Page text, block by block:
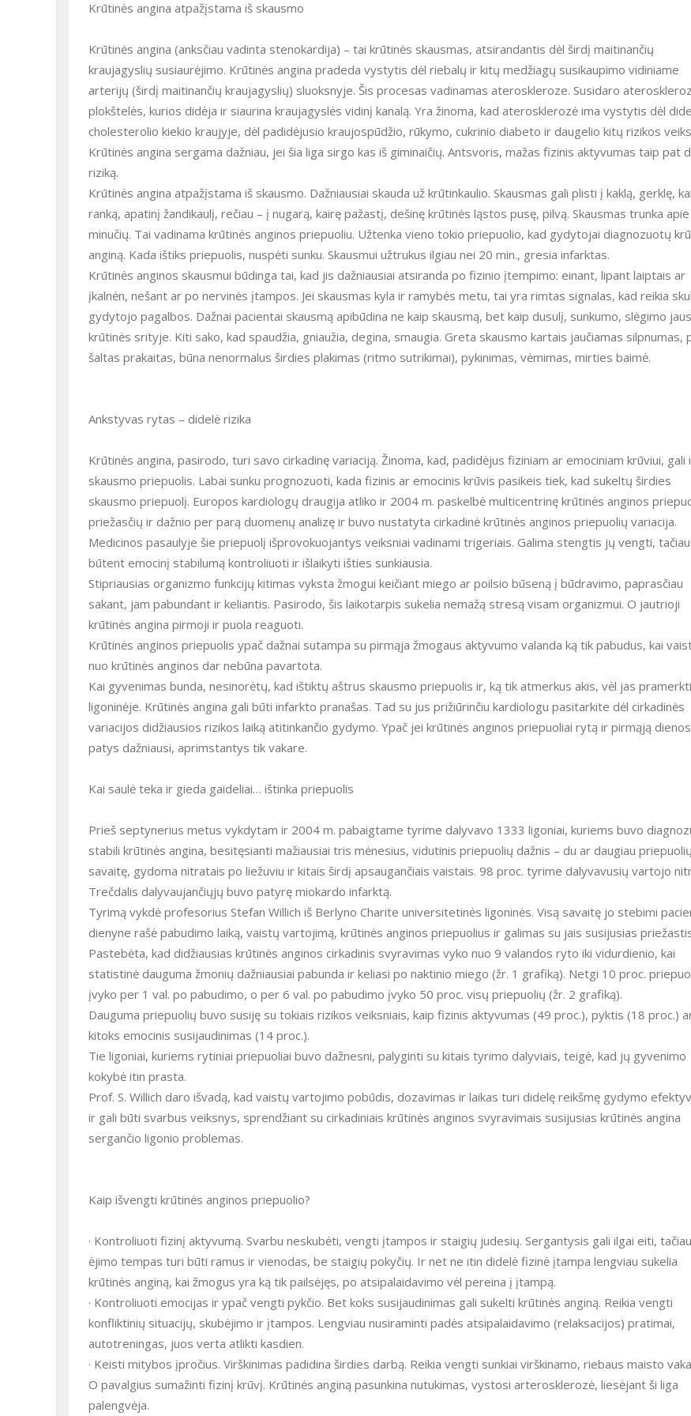
Krūtinės angina atpažįstama iš skausmo
Krūtinės angina (anksčiau vadinta stenokardija) – tai krūtinės skausmas, atsirandantis dėl širdį maitinančių
kraujagyslių susiaurėjimo. Krūtinės angina pradeda vystytis dėl riebalų ir kitų medžiagų susikaupimo vidiniame
arterijų (širdį maitinančių kraujagyslių) sluoksnyje. Šis procesas vadinamas ateroskleroze. Susidaro
plokštelės, kurios didėja ir siaurina kraujagyslės vidinį kanalą. Yra žinoma, kad aterosklerozė ima vystytis dėl
cholesterolio kiekio kraujyje, dėl padidėjusio kraujospūdžio, rūkymo, cukrinio diabeto ir daugelio kitų rizikos
Krūtinės angina sergama dažniau, jei šia liga sirgo kas iš giminaičių. Antsvoris, mažas fizinis aktyvumas taip pat
riziką.
Krūtinės angina atpažįstama iš skausmo. Dažniausiai skauda už krūtinkaulio. Skausmas gali plisti į kaklą, gerklę,
ranką, apatinį žandikaulį, rečiau – į nugarą, kairę pažastį, dešinę krūtinės ląstos pusę, pilvą. Skausmas trunka
minučių. Tai vadinama krūtinės anginos priepuoliu. Užtenka vieno tokio priepuolio, kad gydytojai diagnozuotų
anginą. Kada ištiks priepuolis, nuspėti sunku. Skausmui užtrukus ilgiau nei 20 min., gresia infarktas.
Krūtinės anginos skausmui būdinga tai, kad jis dažniausiai atsiranda po fizinio įtempimo: einant, lipant laiptais ar
įkalnėn, nešant ar po nervinės įtampos. Jei skausmas kyla ir ramybės metu, tai yra rimtas signalas, kad reikia
gydytojo pagalbos. Dažnai pacientai skausmą apibūdina ne kaip skausmą, bet kaip dusulį, sunkumo, slėgimo
krūtinės srityje. Kiti sako, kad spaudžia, gniaužia, degina, smaugia. Greta skausmo kartais jaučiamas silpnumas,
šaltas prakaitas, būna nenormalus širdies plakimas (ritmo sutrikimai), pykinimas, vėmimas, mirties baimė.
Ankstyvas rytas – didelė rizika
Krūtinės angina, pasirodo, turi savo cirkadinę variaciją. Žinoma, kad, padidėjus fiziniam ar emociniam krūviui, gali
skausmo priepuolis. Labai sunku prognozuoti, kada fizinis ar emocinis krūvis pasikeis tiek, kad sukeltų širdies
skausmo priepuolį. Europos kardiologų draugija atliko ir 2004 m. paskelbė multicentrinę krūtinės anginos
priežasčių ir dažnio per parą duomenų analizę ir buvo nustatyta cirkadinė krūtinės anginos priepuolių variacija.
Medicinos pasaulyje šie priepuolį išprovokuojantys veiksniai vadinami trigeriais. Galima stengtis jų vengti, tačiau
būtent emocinį stabilumą kontroliuoti ir išlaikyti išties sunkiausia.
Stipriausias organizmo funkcijų kitimas vyksta žmogui keičiant miego ar poilsio būseną į būdravimo, paprasčiau
sakant, jam pabundant ir keliantis. Pasirodo, šis laikotarpis sukelia nemažą stresą visam organizmui. O jautrioji
krūtinės angina pirmoji ir puola reaguoti.
Krūtinės anginos priepuolis ypač dažnai sutampa su pirmąja žmogaus aktyvumo valanda ką tik pabudus, kai
nuo krūtinės anginos dar nebūna pavartota.
Kai gyvenimas bunda, nesinorėtų, kad ištiktų aštrus skausmo priepuolis ir, ką tik atmerkus akis, vėl jas
ligoninėje. Krūtinės angina gali būti infarkto pranašas. Tad su jus prižiūrinčiu kardiologu pasitarkite dėl cirkadinės
variacijos didžiausios rizikos laiką atitinkančio gydymo. Ypač jei krūtinės anginos priepuoliai rytą ir pirmąją
patys dažniausi, aprimstantys tik vakare.
Kai saulė teka ir gieda gaideliai… ištinka priepuolis
Prieš septynerius metus vykdytam ir 2004 m. pabaigtame tyrime dalyvavo 1333 ligoniai, kuriems buvo
stabili krūtinės angina, besitęsianti mažiausiai tris mėnesius, vidutinis priepuolių dažnis – du ar daugiau
savaitę, gydoma nitratais po liežuviu ir kitais širdį apsaugančiais vaistais. 98 proc. tyrime dalyvavusių vartojo
Trečdalis dalyvaujančiųjų buvo patyrę miokardo infarktą.
Tyrimą vykdė profesorius Stefan Willich iš Berlyno Charite universitetinės ligoninės. Visą savaitę jo stebimi
dienyne rašė pabudimo laiką, vaistų vartojimą, krūtinės anginos priepuolius ir galimas su jais susijusias
Pastebėta, kad didžiausias krūtinės anginos cirkadinis svyravimas vyko nuo 9 valandos ryto iki vidurdienio, kai
statistinė dauguma žmonių dažniausiai pabunda ir keliasi po naktinio miego (žr. 1 grafiką). Netgi 10 proc.
įvyko per 1 val. po pabudimo, o per 6 val. po pabudimo įvyko 50 proc. visų priepuolių (žr. 2 grafiką).
Dauguma priepuolių buvo susiję su tokiais rizikos veiksniais, kaip fizinis aktyvumas (49 proc.), pyktis (18 proc.)
kitoks emocinis susijaudinimas (14 proc.).
Tie ligoniai, kuriems rytiniai priepuoliai buvo dažnesni, palyginti su kitais tyrimo dalyviais, teigė, kad jų gyvenimo
kokybė itin prasta.
Prof. S. Willich daro išvadą, kad vaistų vartojimo pobūdis, dozavimas ir laikas turi didelę reikšmę gydymo
ir gali būti svarbus veiksnys, sprendžiant su cirkadiniais krūtinės anginos svyravimais susijusias krūtinės angina
sergančio ligonio problemas.
Kaip išvengti krūtinės anginos priepuolio?
· Kontroliuoti fizinį aktyvumą. Svarbu neskubėti, vengti įtampos ir staigių judesių. Sergantysis gali ilgai eiti, tačiau
ėjimo tempas turi būti ramus ir vienodas, be staigių pokyčių. Ir net ne itin didelė fizinė įtampa lengviau sukelia
krūtinės anginą, kai žmogus yra ką tik pailsėjęs, po atsipalaidavimo vėl pereina į įtampą.
· Kontroliuoti emocijas ir ypač vengti pykčio. Bet koks susijaudinimas gali sukelti krūtinės anginą. Reikia vengti
konfliktinių situacijų, skubėjimo ir įtampos. Lengviau nusiraminti padės atsipalaidavimo (relaksacijos) pratimai,
autotreningas, juos verta atlikti kasdien.
· Keisti mitybos įpročius. Virškinimas padidina širdies darbą. Reikia vengti sunkiai virškinamo, riebaus maisto
O pavalgius sumažinti fizinį krūvį. Krūtinės anginą pasunkina nutukimas, vystosi arterosklerozė, liesėjant ši liga
palengvėja.